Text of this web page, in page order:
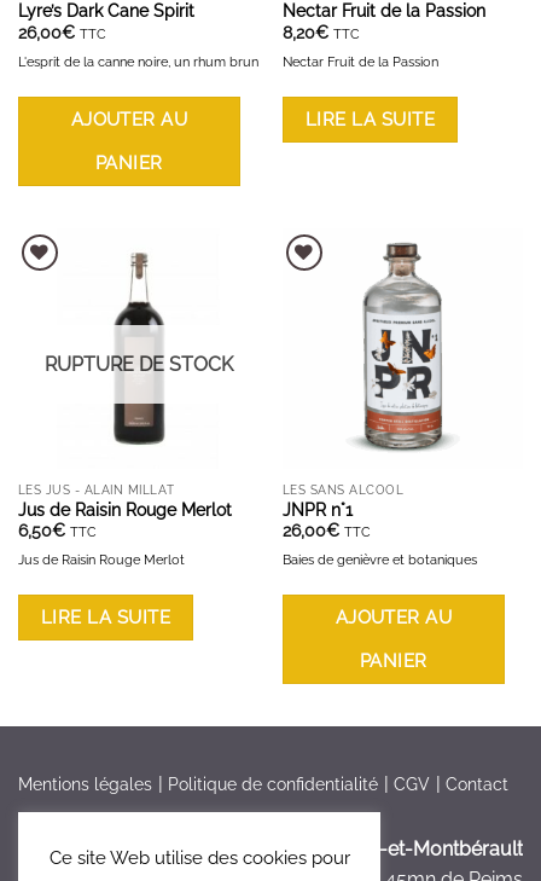
Lyre’s Dark Cane Spirit
26,00€ TTC
L'esprit de la canne noire, un rhum brun
AJOUTER AU
PANIER
Nectar Fruit de la Passion
8,20€ TTC
Nectar Fruit de la Passion
LIRE LA SUITE
AJOUTER À LA LISTE D'ENVIES
RUPTURE DE STOCK
LES JUS - ALAIN MILLAT
Jus de Raisin Rouge Merlot
6,50€ TTC
Jus de Raisin Rouge Merlot
LIRE LA SUITE
AJOUTER À LA LISTE D'ENVIES
LES SANS ALCOOL
JNPR n°1
26,00€ TTC
Baies de genièvre et botaniques
AJOUTER AU
PANIER
Mentions légales Politique de confidentialité CGV Contact
France > Aisne >Bruyères-et-Montbérault
Ce site Web utilise des cookies pour